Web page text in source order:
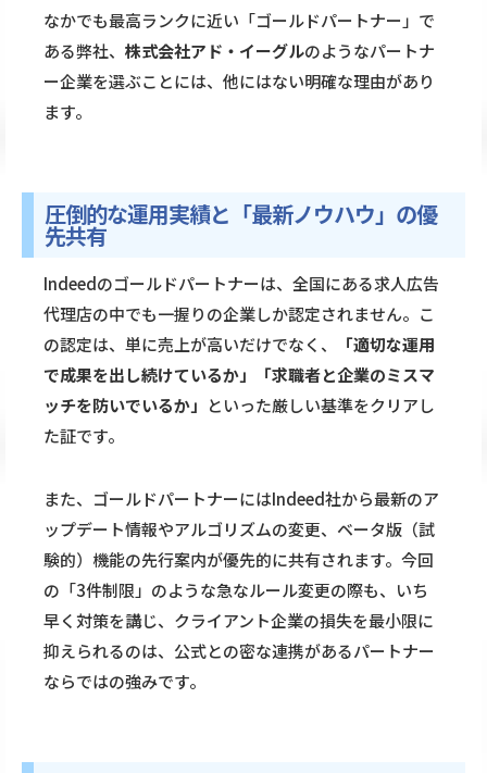
なかでも最高ランクに近い「ゴールドパートナー」で
ある弊社、 株式会社アド・イーグルのようなパートナ
ー企業を選ぶことには、他にはない明確な理由があり
ます。
圧倒的な運用実績と「最新ノウハウ」の優
先共有
Indeedのゴールドパートナーは、全国にある求人広告
代理店の中でも一握りの企業しか認定されません。こ
の認定は、単に売上が高いだけでなく、
「適切な運用
で成果を出し続けているか」「求職者と企業のミスマ
ッチを防いでいるか」 といった厳しい基準をクリアし
た証です。
また、ゴールドパートナーにはIndeed社から最新のア
ップデート情報やアルゴリズムの変更、ベータ版（試
験的）機能の先行案内が優先的に共有されます。今回
の「3件制限」のような急なルール変更の際も、いち
早く対策を講じ、クライアント企業の損失を最小限に
抑えられるのは、公式との密な連携があるパートナー
ならではの強みです。